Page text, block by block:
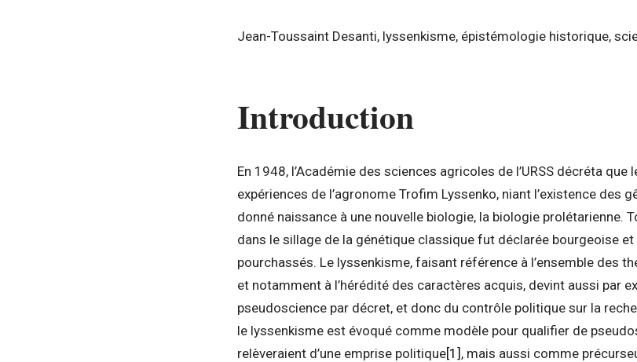
Jean-Toussaint Desanti, lyssenkisme, épistémologie historique,
Introduction
En 1948, l’Académie des sciences agricoles de l’URSS décréta
expériences de l’agronome Trofim Lyssenko, niant l’existence des
donné naissance à une nouvelle biologie, la biologie prolétarienne.
dans le sillage de la génétique classique fut déclarée bourgeoise
pourchassés. Le lyssenkisme, faisant référence à l’ensemble des
et notamment à l’hérédité des caractères acquis, devint aussi par
pseudoscience par décret, et donc du contrôle politique sur la
le lyssenkisme est évoqué comme modèle pour qualifier de
relèveraient d’une emprise politique[1] , mais aussi comme